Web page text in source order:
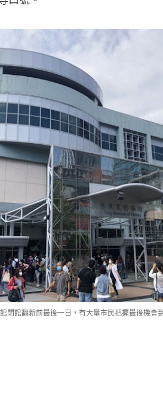
閉館翻新前最後一日，有大量市民把握最後機會